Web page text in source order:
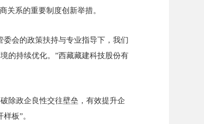
关系的重要制度创新举措。
会的政策扶持与专业指导下，我们
的持续优化。”西藏藏建科技股份有
除政企良性交往壁垒，有效提升企
板”。